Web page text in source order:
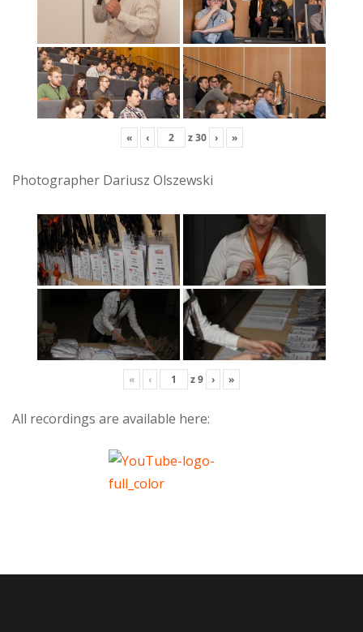
« ‹ z30 › »
Photographer Dariusz Olszewski
« ‹ z9 › »
All recordings are available here: